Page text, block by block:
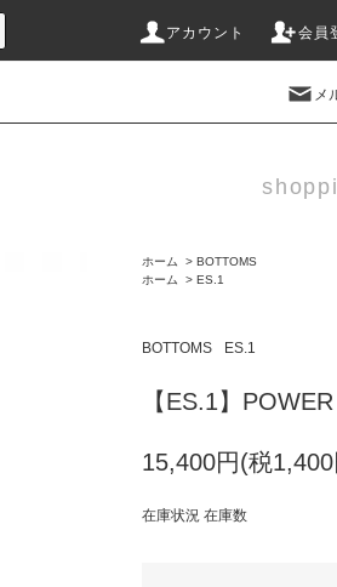
アカウント 会員
メ
ホーム > BOTTOMS
ホーム
> ES.1
BOTTOMS ES.1
【ES.1】
15,400円(税
在庫状況 在庫数